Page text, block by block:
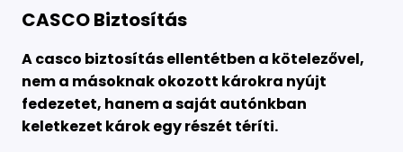
CASCO Biztosítás
A casco biztosítás ellentétben a kötelezővel,
nem a másoknak okozott károkra nyújt
fedezetet, hanem a saját autónkban
keletkezet károk egy részét téríti.